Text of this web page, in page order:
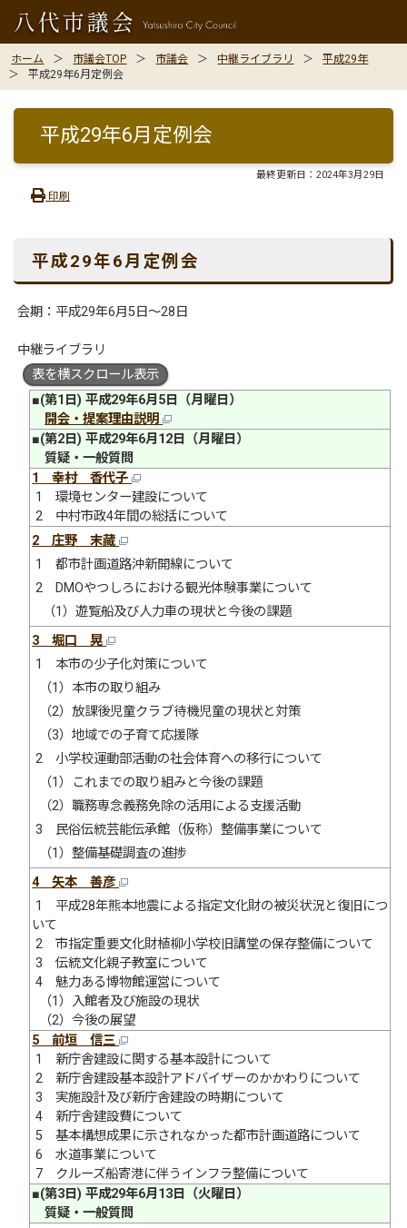
ホーム 市議会TOP 市議会 中継ライブラリ
平成29年
平成29年6月定例会
平成29年6月定例会
最終更新日： 2024年3月29日
印刷
平成29年6月定例会
会期：平成29年6月5日〜28日
中継ライブラリ
表を横スクロール表示
■(第1日) 平成29年6月5日（月曜日）
開会・提案理由説明
■(第2日) 平成29年6月12日（月曜日）
質疑・一般質問
1 幸村 香代子
1 環境センター建設について
2 中村市政4年間の総括について
2 庄野 末藏
1 都市計画道路沖新開線について
2 DMOやつしろにおける観光体験事業について
（1）遊覧船及び人力車の現状と今後の課題
3 堀口 晃
1 本市の少子化対策について
（1）本市の取り組み
（2）放課後児童クラブ待機児童の現状と対策
（3）地域での子育て応援隊
2 小学校運動部活動の社会体育への移行について
（1）これまでの取り組みと今後の課題
（2）職務専念義務免除の活用による支援活動
3 民俗伝統芸能伝承館（仮称）整備事業について
（1）整備基礎調査の進捗
4 矢本 善彦
1 平成28年熊本地震による指定文化財の被災状況と復旧につ
いて
2 市指定重要文化財植柳小学校旧講堂の保存整備について
3 伝統文化親子教室について
4 魅力ある博物館運営について
（1）入館者及び施設の現状
（2）今後の展望
5 前垣 信三
1 新庁舎建設に関する基本設計について
2 新庁舎建設基本設計アドバイザーのかかわりについて
3 実施設計及び新庁舎建設の時期について
4 新庁舎建設費について
5 基本構想成果に示されなかった都市計画道路について
6 水道事業について
7 クルーズ船寄港に伴うインフラ整備について
■(第3日) 平成29年6月13日（火曜日）
質疑・一般質問